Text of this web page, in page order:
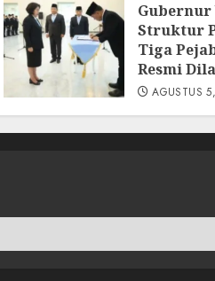
Gubernur
Struktur
Tiga
Resmi
AGUSTUS